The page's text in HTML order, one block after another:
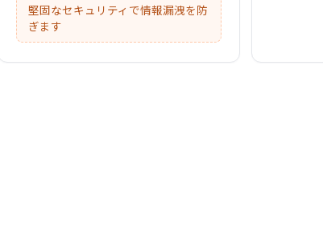
堅固なセキュリティで情報漏洩を防
ぎます